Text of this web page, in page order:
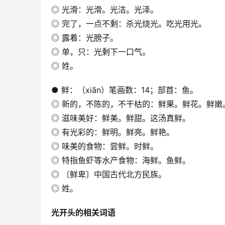
◎ 光滑：光滑。光洁。光泽。
◎ 完了，一点不剩：杀光烧光。吃光用光。
◎ 露着：光膀子。
◎ 单，只：光剩下一口气。
◎ 姓。
● 鲜：（xiān）笔画数：14；部首：鱼。
◎ 新的，不陈的，不干枯的：鲜果。鲜花。鲜嫩
◎ 滋味美好：鲜美。鲜甜。这汤真鲜。
◎ 有光彩的：鲜明。鲜亮。鲜艳。
◎ 味美的食物：尝鲜。时鲜。
◎ 特指鱼虾等水产食物：海鲜。鱼鲜。
◎ 〔鲜卑〕中国古代北方民族。
◎ 姓。
光开头的相关词语